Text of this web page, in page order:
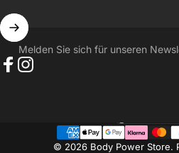
Melden Sie sich für unseren
© 2026 Body Power Store.
Land/Region